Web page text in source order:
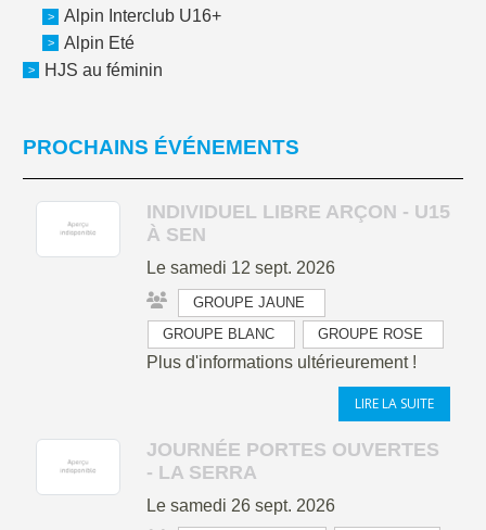
Alpin Interclub U16+
Alpin Eté
HJS au féminin
PROCHAINS ÉVÉNEMENTS
INDIVIDUEL LIBRE ARÇON - U15
À SEN
Le samedi 12 sept. 2026
GROUPE JAUNE
GROUPE BLANC
GROUPE ROSE
Plus d'informations ultérieurement !
LIRE LA SUITE
JOURNÉE PORTES OUVERTES
- LA SERRA
Le samedi 26 sept. 2026